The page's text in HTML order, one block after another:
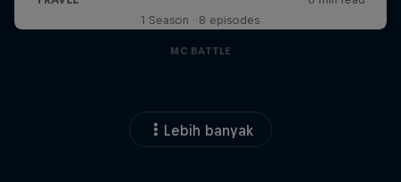
1 Season · 8 episodes
MC BATTLE
Lebih banyak